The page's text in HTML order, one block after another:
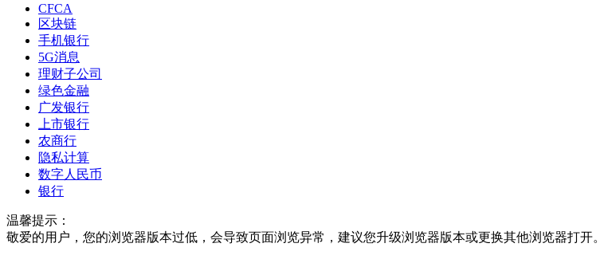
CFCA
区块链
手机银行
5G消息
理财子公司
绿色金融
广发银行
上市银行
农商行
隐私计算
数字人民币
银行
温馨提示：
敬爱的用户，您的浏览器版本过低，会导致页面浏览异常，建议您升级浏览器版本或更换其他浏览器打开。